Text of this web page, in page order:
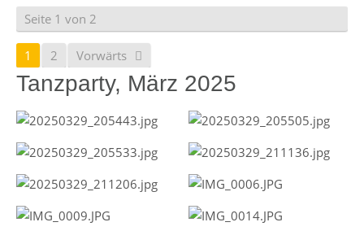
Seite 1 von 2
1 2 Vorwärts
Tanzparty, März 2025